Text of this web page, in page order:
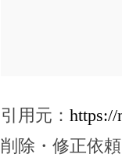
引用元： https://
削除・修正依